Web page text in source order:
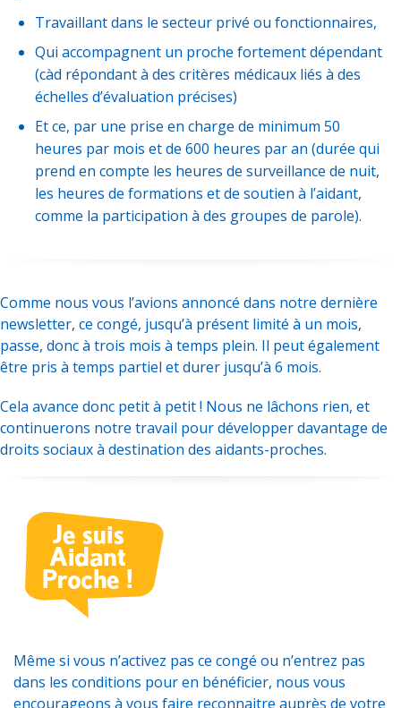
Travaillant dans le secteur privé ou fonctionnaires,
Qui accompagnent un proche fortement dépendant
(càd répondant à des critères médicaux liés à des
échelles d’évaluation précises)
Et ce, par une prise en charge de minimum 50
heures par mois et de 600 heures par an (durée qui
prend en compte les heures de surveillance de nuit,
les heures de formations et de soutien à l’aidant,
comme la participation à des groupes de parole).
Comme nous vous l’avions annoncé dans notre dernière
newsletter, ce congé, jusqu’à présent limité à un mois,
passe, donc à trois mois à temps plein. Il peut également
être pris à temps partiel et durer jusqu’à 6 mois.
Cela avance donc petit à petit ! Nous ne lâchons rien, et
continuerons notre travail pour développer davantage de
droits sociaux à destination des aidants-proches.
Même si vous n’activez pas ce congé ou n’entrez pas
dans les conditions pour en bénéficier, nous vous
encourageons à vous faire reconnaitre auprès de votre